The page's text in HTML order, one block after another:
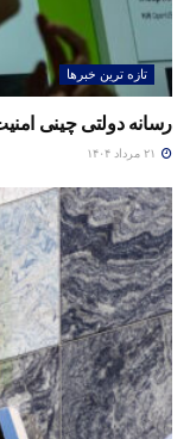
تازه ترین خبرها
رسانه دولتی چینی